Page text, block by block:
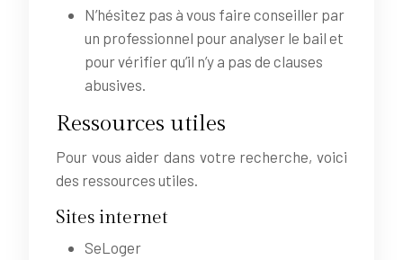
N’hésitez pas à vous faire conseiller par
un professionnel pour analyser le bail et
pour vérifier qu’il n’y a pas de clauses
abusives.
Ressources utiles
Pour vous aider dans votre recherche, voici
des ressources utiles.
Sites internet
SeLoger